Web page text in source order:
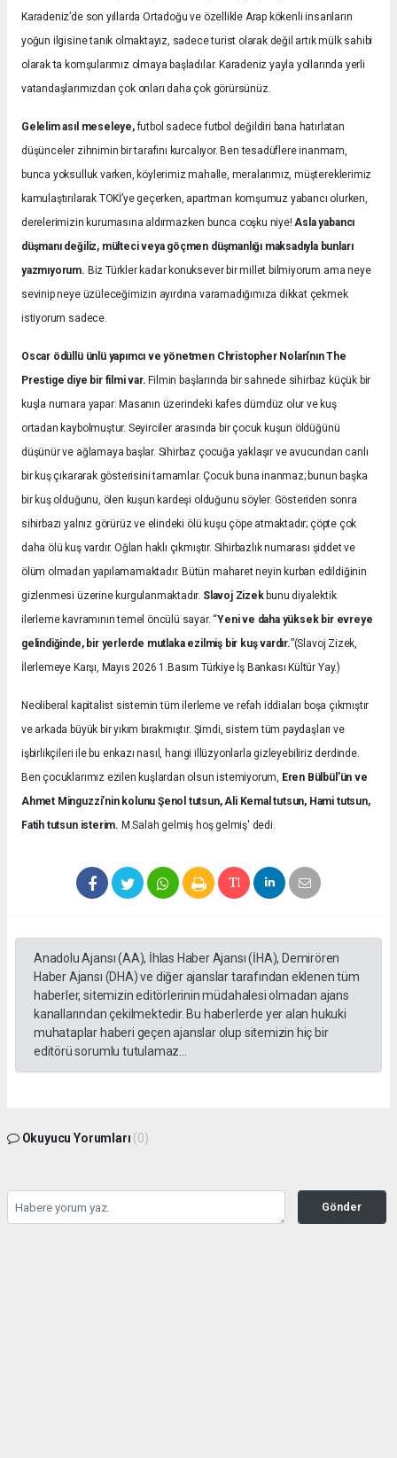
Karadeniz’de son yıllarda Ortadoğu ve özellikle Arap kökenli insanların
yoğun ilgisine tanık olmaktayız, sadece turist olarak değil artık mülk sahibi
olarak ta komşularımız olmaya başladılar. Karadeniz yayla yollarında yerli
vatandaşlarımızdan çok onları daha çok görürsünüz.
Gelelim asıl meseleye,futbol sadece futbol değildiri bana hatırlatan
düşünceler zihnimin bir tarafını kurcalıyor. Ben tesadüflere inanmam,
bunca yoksulluk varken, köylerimiz mahalle, meralarımız, müştereklerimiz
kamulaştırılarak TOKİ’ye geçerken, apartman komşumuz yabancı olurken,
derelerimizin kurumasına aldırmazken bunca coşku niye!Asla yabancı
düşmanı değiliz, mülteci veya göçmen düşmanlığı maksadıyla bunları
yazmıyorum. Biz Türkler kadar konuksever bir millet bilmiyorum ama neye
sevinip neye üzüleceğimizin ayırdına varamadığımıza dikkat çekmek
istiyorum sadece.
Oscar ödüllü ünlü yapımcı ve yönetmen Christopher Nolan’nın The
Prestige diye bir filmi var. Filmin başlarında bir sahnede sihirbaz küçük bir
kuşla numara yapar: Masanın üzerindeki kafes dümdüz olur ve kuş
ortadan kaybolmuştur. Seyirciler arasında bir çocuk kuşun öldüğünü
düşünür ve ağlamaya başlar. Sihirbaz çocuğa yaklaşır ve avucundan canlı
bir kuş çıkararak gösterisini tamamlar. Çocuk buna inanmaz; bunun başka
bir kuş olduğunu, ölen kuşun kardeşi olduğunu söyler. Gösteriden sonra
sihirbazı yalnız görürüz ve elindeki ölü kuşu çöpe atmaktadır; çöpte çok
daha ölü kuş vardır. Oğlan haklı çıkmıştır. Sihirbazlık numarası şiddet ve
ölüm olmadan yapılamamaktadır. Bütün maharet neyin kurban edildiğinin
gizlenmesi üzerine kurgulanmaktadır. Slavoj Zizekbunu diyalektik
ilerleme kavramının temel öncülü sayar. “Yeni ve daha yüksek bir evreye
gelindiğinde, bir yerlerde mutlaka ezilmiş bir kuş vardır.”(Slavoj Zizek,
İlerlemeye Karşı, Mayıs 2026 1.Basım Türkiye İş Bankası Kültür Yay.)
Neoliberal kapitalist sistemin tüm ilerleme ve refah iddiaları boşa çıkmıştır
ve arkada büyük bir yıkım bırakmıştır. Şimdi, sistem tüm paydaşları ve
işbirlikçileri ile bu enkazı nasıl, hangi illüzyonlarla gizleyebiliriz derdinde.
Ben çocuklarımız ezilen kuşlardan olsun istemiyorum, Eren Bülbül’ün ve
Ahmet Minguzzi’nin kolunu Şenol tutsun, Ali Kemal tutsun, Hami tutsun,
Fatih tutsun isterim. M.Salah gelmiş hoş gelmiş' dedi.
Anadolu Ajansı (AA), İhlas Haber Ajansı (İHA), Demirören
Haber Ajansı (DHA) ve diğer ajanslar tarafından eklenen tüm
haberler, sitemizin editörlerinin müdahalesi olmadan ajans
kanallarından çekilmektedir. Bu haberlerde yer alan hukuki
muhataplar haberi geçen ajanslar olup sitemizin hiç bir
editörü sorumlu tutulamaz...
Okuyucu Yorumları (0)
Gönder